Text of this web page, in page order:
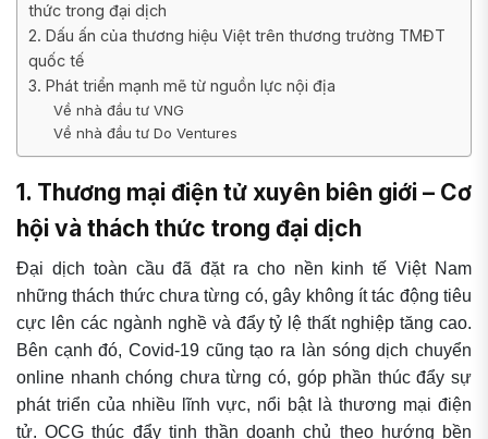
thức trong đại dịch
2. Dấu ấn của thương hiệu Việt trên thương trường TMĐT
quốc tế
3. Phát triển mạnh mẽ từ nguồn lực nội địa
Về nhà đầu tư VNG
Về nhà đầu tư Do Ventures
1. Thương mại điện tử xuyên biên giới – Cơ
hội và thách thức trong đại dịch
Đại dịch toàn cầu đã đặt ra cho nền kinh tế Việt Nam
những thách thức chưa từng có, gây không ít tác động tiêu
cực lên các ngành nghề và đẩy tỷ lệ thất nghiệp tăng cao.
Bên cạnh đó, Covid-19 cũng tạo ra làn sóng dịch chuyển
online nhanh chóng chưa từng có, góp phần thúc đẩy sự
phát triển của nhiều lĩnh vực, nổi bật là thương mại điện
tử. OCG thúc đẩy tinh thần doanh chủ theo hướng bền